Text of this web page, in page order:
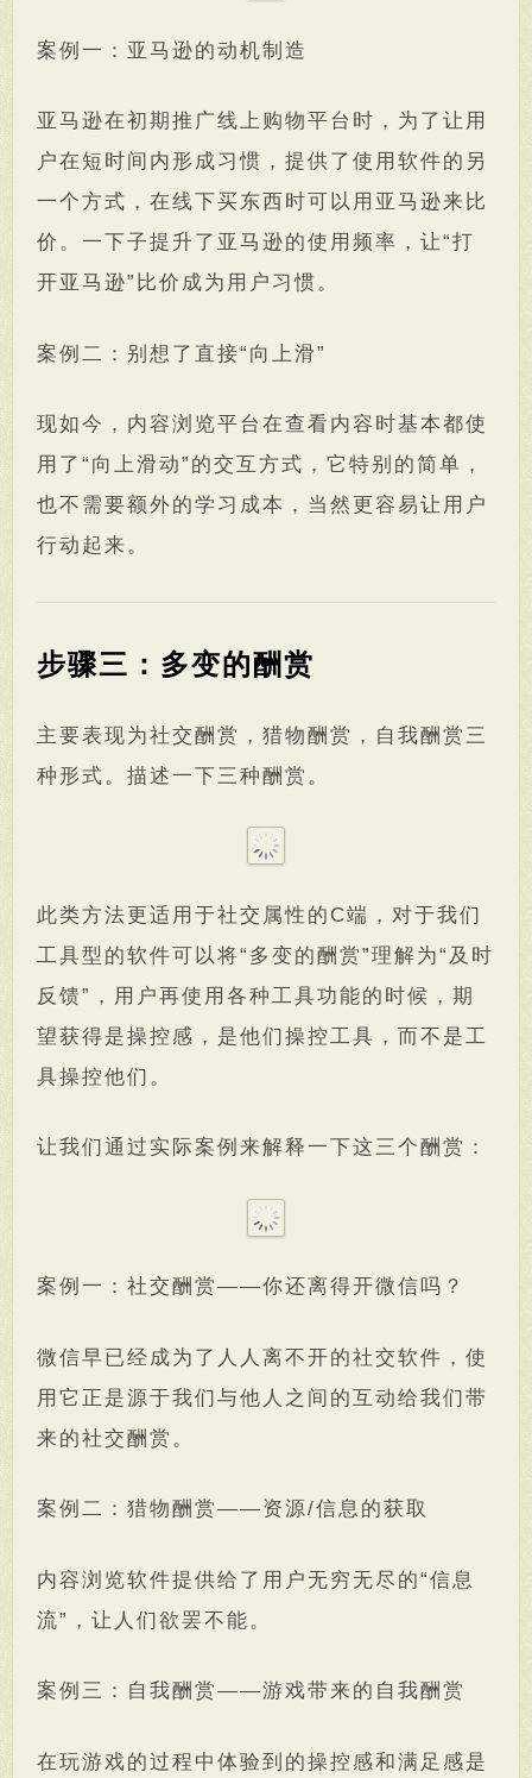
案例一：亚马逊的动机制造
亚马逊在初期推广线上购物平台时，为了让用
户在短时间内形成习惯，提供了使用软件的另
一个方式，在线下买东西时可以用亚马逊来比
价。一下子提升了亚马逊的使用频率，让“打
开亚马逊”比价成为用户习惯。
案例二：别想了直接“向上滑”
现如今，内容浏览平台在查看内容时基本都使
用了“向上滑动”的交互方式，它特别的简单，
也不需要额外的学习成本，当然更容易让用户
行动起来。
步骤三：多变的酬赏
主要表现为社交酬赏，猎物酬赏，自我酬赏三
种形式。描述一下三种酬赏。
此类方法更适用于社交属性的C端，对于我们
工具型的软件可以将“多变的酬赏”理解为“及时
反馈”，用户再使用各种工具功能的时候，期
望获得是操控感，是他们操控工具，而不是工
具操控他们。
让我们通过实际案例来解释一下这三个酬赏：
案例一：社交酬赏——你还离得开微信吗？
微信早已经成为了人人离不开的社交软件，使
用它正是源于我们与他人之间的互动给我们带
来的社交酬赏。
案例二：猎物酬赏——资源/信息的获取
内容浏览软件提供给了用户无穷无尽的“信息
流”，让人们欲罢不能。
案例三：自我酬赏——游戏带来的自我酬赏
在玩游戏的过程中体验到的操控感和满足感是